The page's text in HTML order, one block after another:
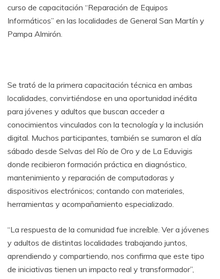
curso de capacitación “Reparación de Equipos
Informáticos” en las localidades de General San Martín y
Pampa Almirón.
Se trató de la primera capacitación técnica en ambas
localidades, convirtiéndose en una oportunidad inédita
para jóvenes y adultos que buscan acceder a
conocimientos vinculados con la tecnología y la inclusión
digital. Muchos participantes, también se sumaron el día
sábado desde Selvas del Río de Oro y de La Eduvigis
donde recibieron formación práctica en diagnóstico,
mantenimiento y reparación de computadoras y
dispositivos electrónicos; contando con materiales,
herramientas y acompañamiento especializado.
“La respuesta de la comunidad fue increíble. Ver a jóvenes
y adultos de distintas localidades trabajando juntos,
aprendiendo y compartiendo, nos confirma que este tipo
de iniciativas tienen un impacto real y transformador”,